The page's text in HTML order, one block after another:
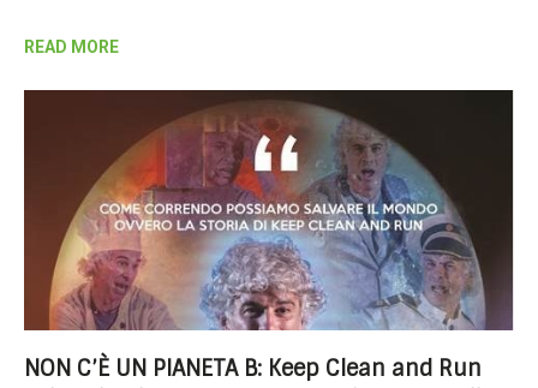
READ MORE
NON C’È UN PIANETA B: Keep Clean and Run